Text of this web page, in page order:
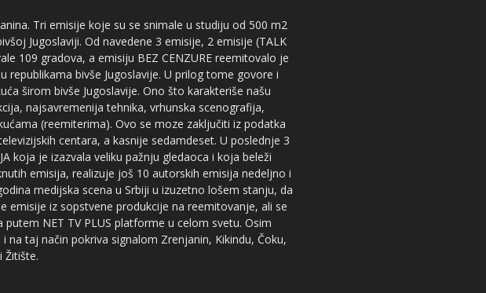
Tri emisije koje su se snimale u studiju od 500 m2
Jugoslaviji. Od navedene 3 emisije, 2 emisije (TALK
109 gradova, a emisiju BEZ CENZURE reemitovalo je
republikama bivše Jugoslavije. U prilog tome govore i
širom bivše Jugoslavije. Ono što karakteriše našu
najsavremenija tehnika, vrhunska scenografija,
(reemiterima). Ovo se moze zaključiti iz podatka
centara, a kasnije sedamdeset. U poslednje 3
koja je izazvala veliku pažnju gledaoca i koja beleži
emisija, realizuje još 10 autorskih emisija nedeljno i
medijska scena u Srbiji u izuzetno lošem stanju, da
emisije iz sopstvene produkcije na reemitovanje, ali se
NET TV PLUS platforme u celom svetu. Osim
taj način pokriva signalom Zrenjanin, Kikindu, Čoku,
Žitište.